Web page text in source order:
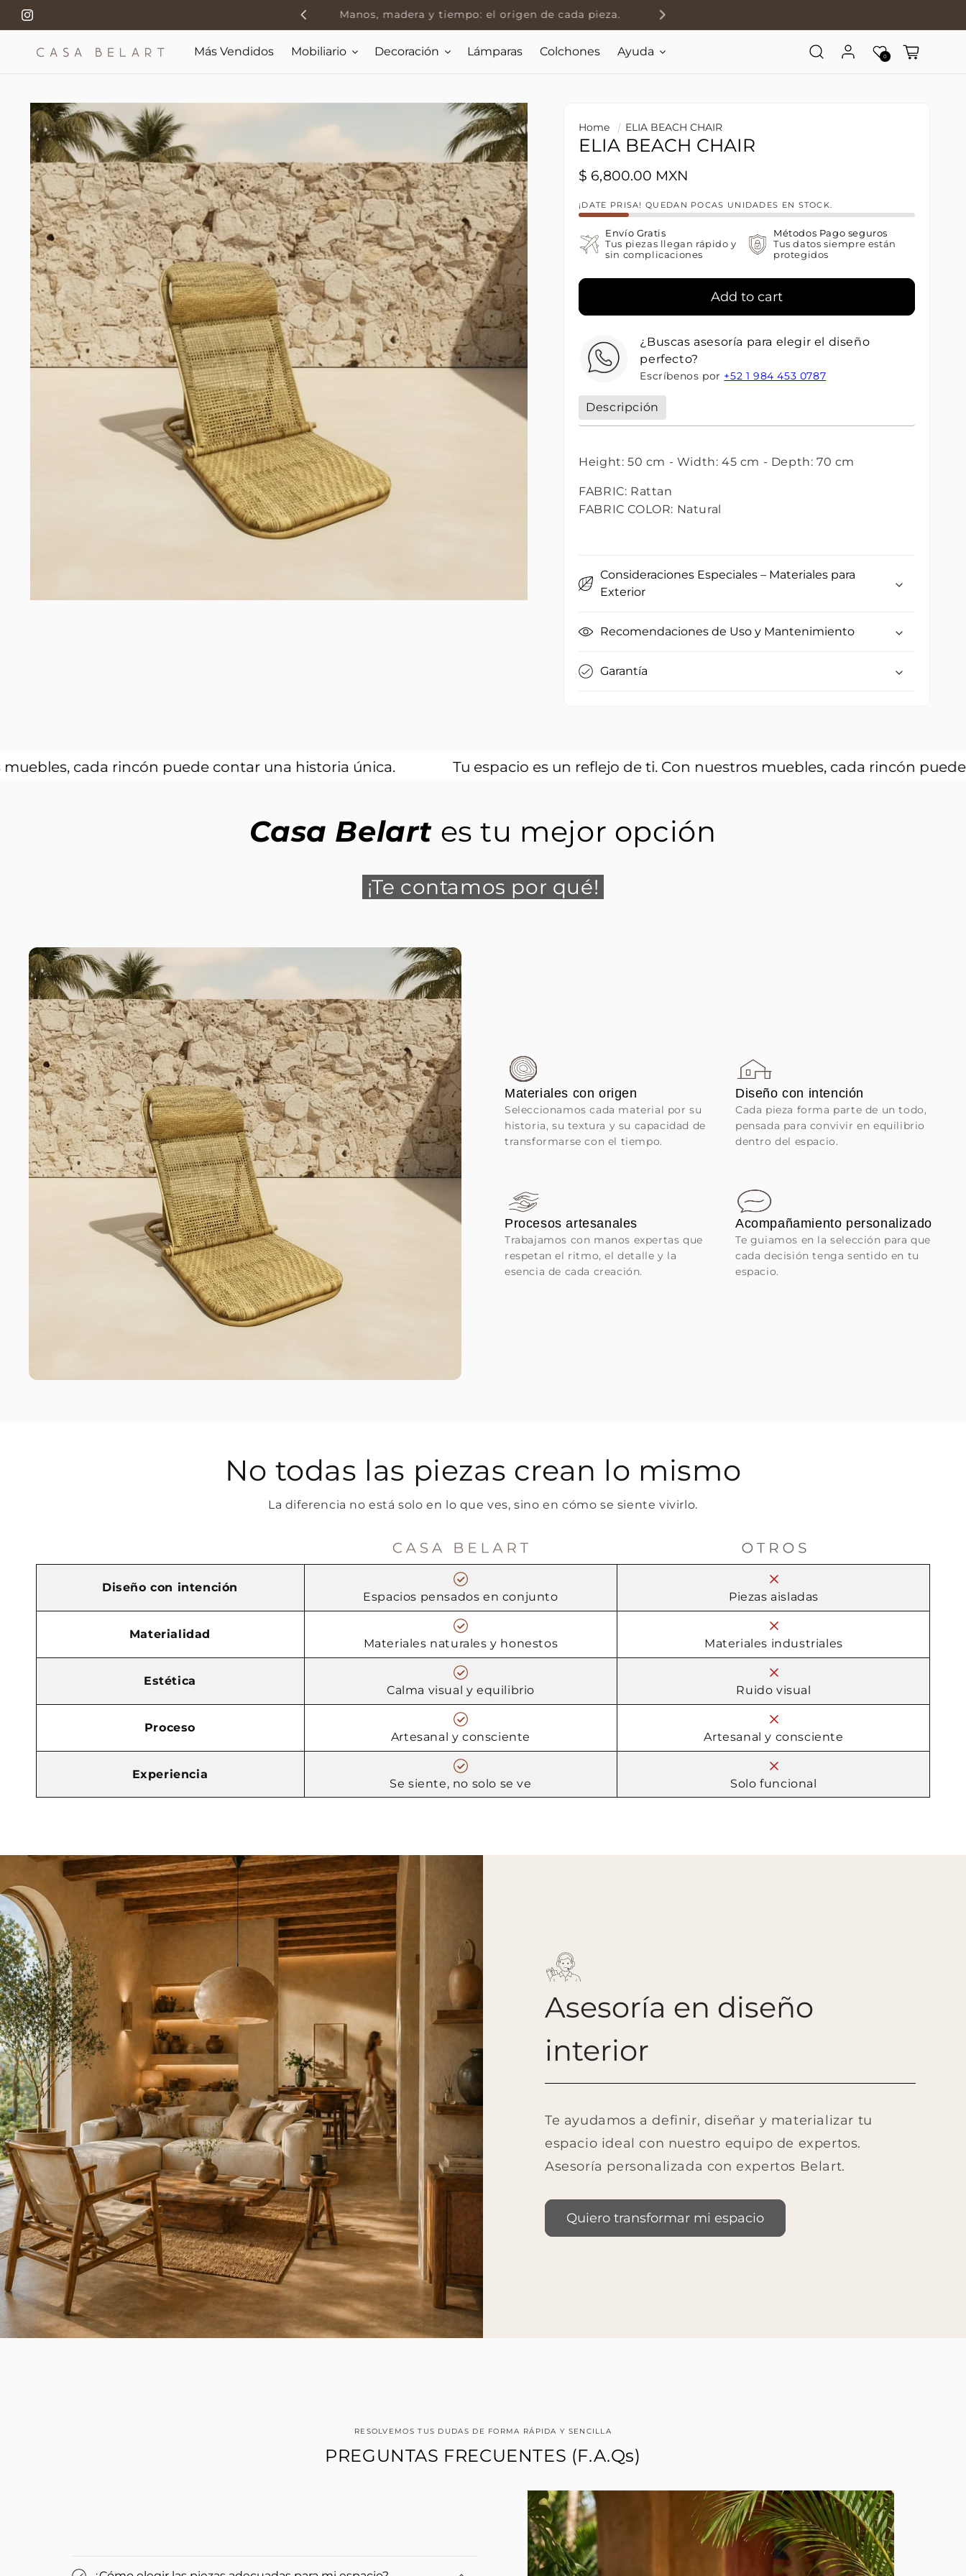
Instagram
madera y tiempo: el origen de cada pieza. Espacios que sostienen
Más Vendidos Mobiliario Decoración Lámparas Colchones Ayuda Log in Wishlist
0 Cart
Home ELIA BEACH CHAIR
ELIA BEACH CHAIR
Regular price
$ 6,800.00 MXN
¡DATE PRISA! QUEDAN POCAS UNIDADES EN STOCK.
Envío Gratis
Tus piezas llegan rápido y
sin complicaciones
Métodos Pago seguros
Tus datos siempre están
protegidos
Add to cart
¿Buscas asesoría para elegir el diseño
perfecto?
Escríbenos por +52 1 984 453 0787
Descripción
Height: 50 cm - Width: 45 cm - Depth: 70 cm
FABRIC: Rattan
FABRIC COLOR: Natural
Consideraciones Especiales – Materiales para
Exterior
Recomendaciones de Uso y Mantenimiento
Garantía
rincón puede contar una historia única. Tu espacio es un reflejo de ti. Con nuestros muebles, cada rincón puede contar una
Casa Belart es tu mejor opción
¡Te contamos por qué!
Materiales con origen
Seleccionamos cada material por su
historia, su textura y su capacidad de
transformarse con el tiempo.
Diseño con intención
Cada pieza forma parte de un todo,
pensada para convivir en equilibrio
dentro del espacio.
Procesos artesanales
Trabajamos con manos expertas que
respetan el ritmo, el detalle y la
esencia de cada creación.
Acompañamiento personalizado
Te guiamos en la selección para que
cada decisión tenga sentido en tu
espacio.
No todas las piezas crean lo mismo
La diferencia no está solo en lo que ves, sino en cómo se siente vivirlo.
Diseño con intención
Espacios pensados en conjunto Piezas aisladas
Materialidad
Materiales naturales y honestos Materiales industriales
Estética
Calma visual y equilibrio Ruido visual
Proceso
Artesanal y consciente Artesanal y consciente
Experiencia
Se siente, no solo se ve Solo funcional
Asesoría en diseño
interior
Te ayudamos a definir, diseñar y materializar tu
espacio ideal con nuestro equipo de expertos.
Asesoría personalizada con expertos Belart.
Quiero transformar mi espacio
RESOLVEMOS TUS DUDAS DE FORMA RÁPIDA Y SENCILLA
PREGUNTAS FRECUENTES (F.A.Qs)
Forma parte de
colecciones y piezas
tu espacio con intención.
Email